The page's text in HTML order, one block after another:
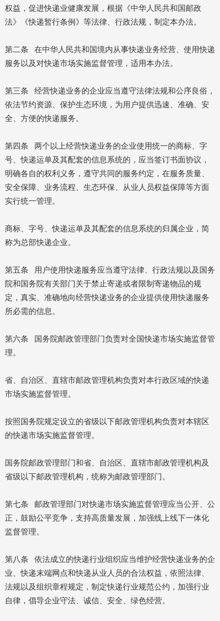
权益，促进快递业健康发展，根据《中华人民共和国邮政
法》《快递暂行条例》等法律、行政法规，制定本办法。
第二条 在中华人民共和国境内从事快递业务经营、使用快递
服务以及对快递市场实施监督管理，适用本办法。
第三条 经营快递业务的企业应当遵守法律法规和公序良俗，
依法节约资源、保护生态环境，为用户提供迅速、准确、安
全、方便的快递服务。
第四条 两个以上经营快递业务的企业使用统一的商标、字
号、快递运单及其配套的信息系统的，应当签订书面协议，
明确各自的权利义务，遵守共同的服务约定，在服务质量、
安全保障、业务流程、生态环保、从业人员权益保障等方面
实行统一管理。
商标、字号、快递运单及其配套的信息系统的归属企业，简
称为总部快递企业。
第五条 用户使用快递服务应当遵守法律、行政法规以及国务
院和国务院有关部门关于禁止寄递或者限制寄递物品的规
定，真实、准确地向经营快递业务的企业提供使用快递服务
所必需的信息。
第六条 国务院邮政管理部门负责对全国快递市场实施监督管
理。
省、自治区、直辖市邮政管理机构负责对本行政区域的快递
市场实施监督管理。
按照国务院规定设立的省级以下邮政管理机构负责对本辖区
的快递市场实施监督管理。
国务院邮政管理部门和省、自治区、直辖市邮政管理机构及
省级以下邮政管理机构，统称为邮政管理部门。
第七条 邮政管理部门对快递市场实施监督管理应当公开、公
正，鼓励公平竞争，支持高质量发展，加强线上线下一体化
监督管理。
第八条 依法成立的快递行业组织应当维护经营快递业务的企
业、快递末端网点和快递从业人员的合法权益，依照法律、
法规以及组织章程规定，制定快递行业规范公约，加强行业
自律，倡导企业守法、诚信、安全、绿色经营。